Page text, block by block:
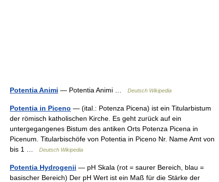
Potentia Animi — Potentia Animi … Deutsch Wikipedia
Potentia in Piceno — (ital.: Potenza Picena) ist ein Titularbistum
der römisch katholischen Kirche. Es geht zurück auf ein
untergegangenes Bistum des antiken Orts Potenza Picena in
Picenum. Titularbischöfe von Potentia in Piceno Nr. Name Amt von
bis 1 …
Deutsch Wikipedia
Potentia Hydrogenii — pH Skala (rot = saurer Bereich, blau =
basischer Bereich) Der pH Wert ist ein Maß für die Stärke der